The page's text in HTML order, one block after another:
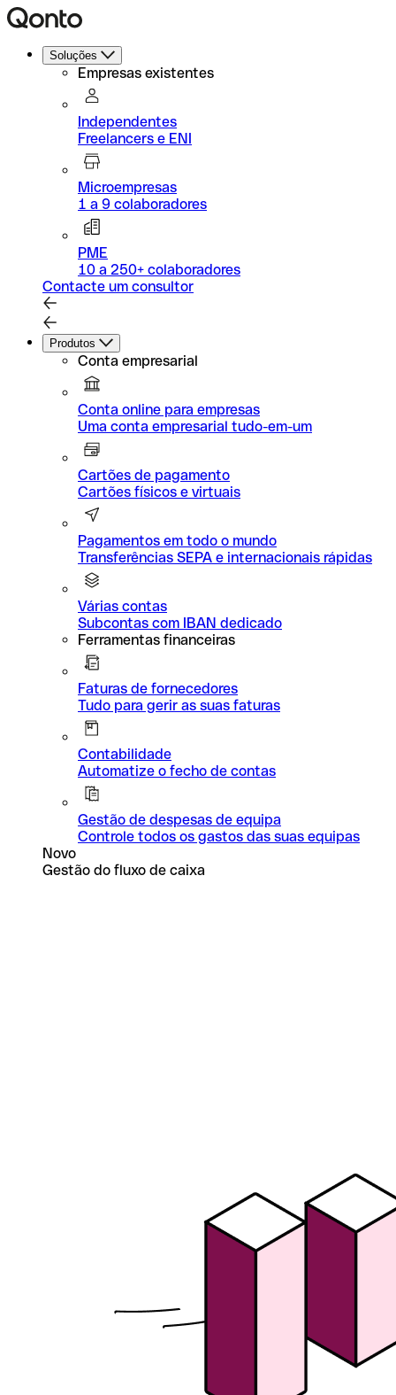
Soluções
Empresas existentes
Independentes
Freelancers e ENI
Microempresas
1 a 9 colaboradores
PME
10 a 250+ colaboradores
Contacte um consultor
Produtos
Conta empresarial
Conta online para empresas
Uma conta empresarial tudo-em-um
Cartões de pagamento
Cartões físicos e virtuais
Pagamentos em todo o mundo
Transferências SEPA e internacionais rápidas
Várias contas
Subcontas com IBAN dedicado
Ferramentas financeiras
Faturas de fornecedores
Tudo para gerir as suas faturas
Contabilidade
Automatize o fecho de contas
Gestão de despesas de equipa
Controle todos os gastos das suas equipas
Novo
Gestão do fluxo de caixa